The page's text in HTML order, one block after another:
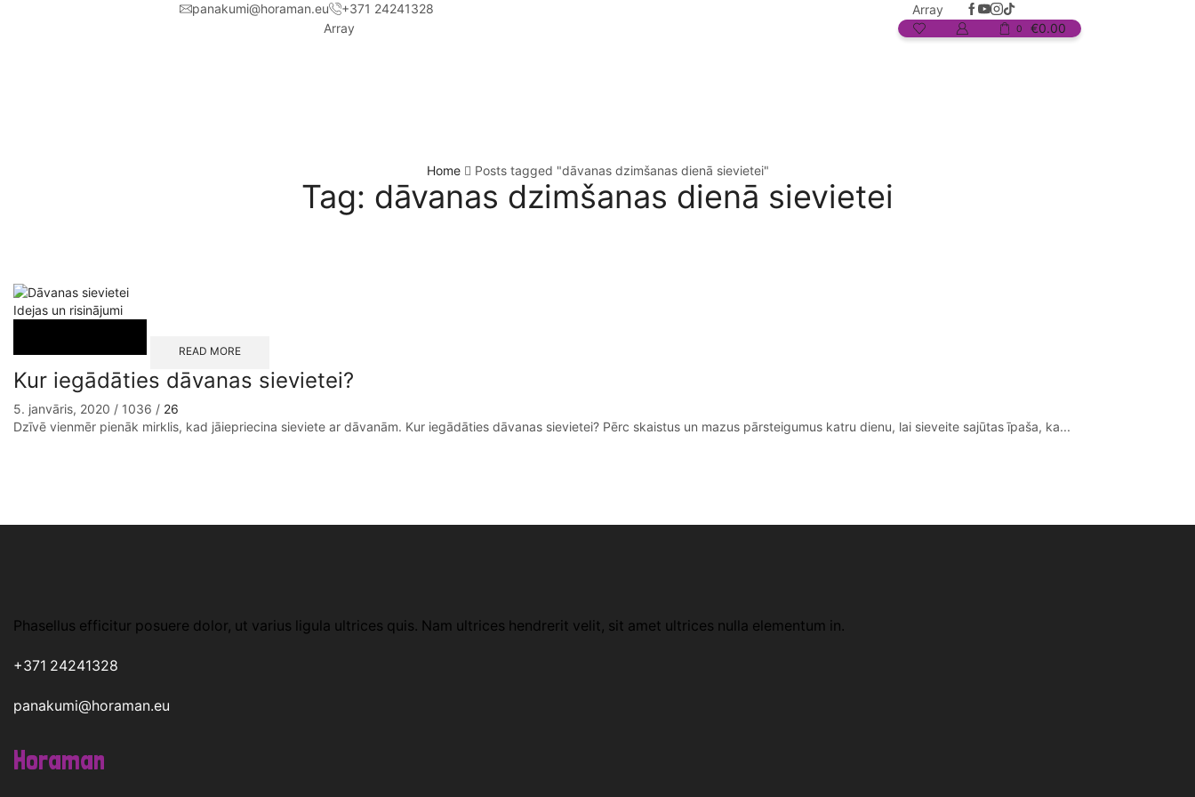
panakumi@horaman.eu +371 24241328
Array
Array
0 €0.00
Home Posts tagged "dāvanas dzimšanas dienā sievietei"
Tag: dāvanas dzimšanas dienā sievietei
Idejas un risinājumi
READ MORE
Kur iegādāties dāvanas sievietei?
5. janvāris, 2020 / 1036 / 26
Dzīvē vienmēr pienāk mirklis, kad jāiepriecina sieviete ar dāvanām. Kur iegādāties dāvanas sievietei? Pērc skaistus un mazus pārsteigumus katru dienu, lai sieveite sajūtas īpaša, ka...
Phasellus efficitur posuere dolor, ut varius ligula ultrices quis. Nam ultrices hendrerit velit, sit amet ultrices nulla elementum in.
+371 24241328
panakumi@horaman.eu
Horaman